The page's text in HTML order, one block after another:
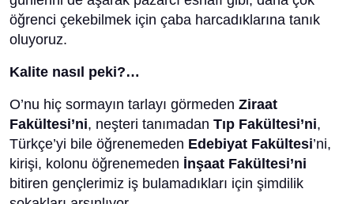
öğrenci çekebilmek için çaba harcadıklarına tanık
oluyoruz.
Kalite nasıl peki?…
O’nu hiç sormayın tarlayı görmeden Ziraat
Fakültesi’ni, neşteri tanımadan Tıp Fakültesi’ni,
Türkçe’yi bile öğrenemeden Edebiyat Fakültesi’ni,
kirişi, kolonu öğrenemeden İnşaat Fakültesi’ni
bitiren gençlerimiz iş bulamadıkları için şimdilik